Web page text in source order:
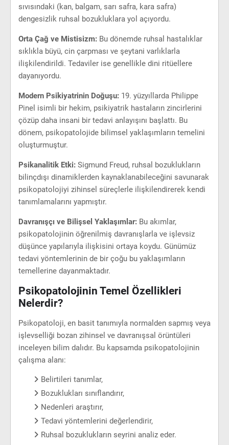
sıvısındaki (kan, balgam, sarı safra, kara safra)
dengesizlik ruhsal bozukluklara yol açıyordu.
Orta Çağ ve Mistisizm: Bu dönemde ruhsal hastalıklar
sıklıkla büyü, cin çarpması ve şeytani varlıklarla
ilişkilendirildi. Tedaviler ise genellikle dini ritüellere
dayanıyordu.
Modern Psikiyatrinin Doğuşu: 19. yüzyıllarda Philippe
Pinel isimli bir hekim, psikiyatrik hastaların zincirlerini
çözüp daha insani bir tedavi anlayışını başlattı. Bu
dönem, psikopatolojide bilimsel yaklaşımların temelini
oluşturmuştur.
Psikanalitik Etki: Sigmund Freud, ruhsal bozuklukların
bilinçdışı dinamiklerden kaynaklanabileceğini savunarak
psikopatolojiyi zihinsel süreçlerle ilişkilendirerek kendi
tanımlamalarını yapmıştır.
Davranışçı ve Bilişsel Yaklaşımlar: Bu akımlar,
psikopatolojinin öğrenilmiş davranışlarla ve işlevsiz
düşünce yapılarıyla ilişkisini ortaya koydu. Günümüz
tedavi yöntemlerinin de bir çoğu bu yaklaşımların
temellerine dayanmaktadır.
Psikopatolojinin Temel Özellikleri
Nelerdir?
Psikopatoloji, en basit tanımıyla normalden sapmış veya
işlevselliği bozan zihinsel ve davranışsal örüntüleri
inceleyen bilim dalıdır. Bu kapsamda psikopatolojinin
çalışma alanı:
Belirtileri tanımlar,
Bozuklukları sınıflandırır,
Nedenleri araştırır,
Tedavi yöntemlerini değerlendirir,
Ruhsal bozuklukların seyrini analiz eder.